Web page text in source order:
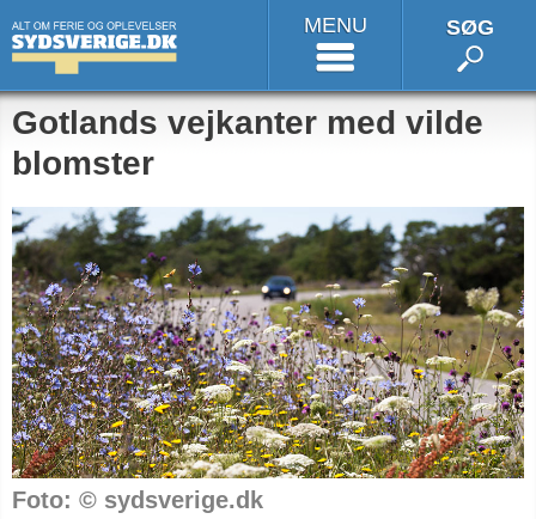
MENU SØG
Gotlands vejkanter med vilde
blomster
Foto: © sydsverige.dk